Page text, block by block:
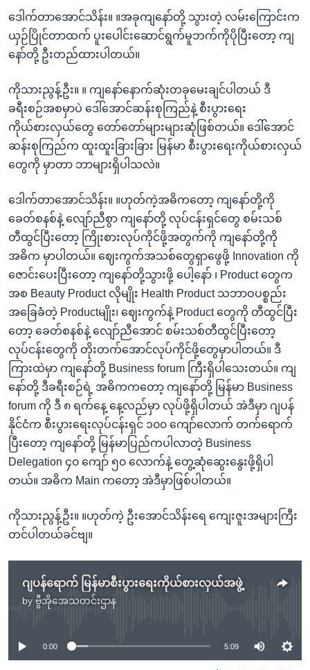
ဒေါက်တာအောင်သိန်း။ ။အခုကျနော်တို့ သွားတဲ့ လမ်းကြောင်းက
ယှဉ်ပြိုင်တာထက် ပူးပေါင်းဆောင်ရွက်မူဘက်ကိုပိုပြီးတော့ ကျ
နော်တို့ ဦးတည်ထားပါတယ်။
ကိုသားညွန့်ဦး။ ။ ကျနော်နောက်ဆုံးတခုမေးချင်ပါတယ် ဒီ
ခရီးစဉ်အစမှာပဲ ဒေါ်အောင်ဆန်းစုကြည်နဲ့ စီးပွားရေး
ကိုယ်စားလှယ်တွေ တော်တော်များများဆုံဖြစ်တယ်။ ဒေါ်အောင်
ဆန်းစုကြည်က ထူးထူးခြားခြား မြန်မာ စီးပွားရေးကိုယ်စားလှယ်
တွေကို မှာတာ ဘာများရှိပါသလဲ။
ဒေါက်တာအောင်သိန်း။ ။ဟုတ်ကဲ့အဓိကတော့ ကျနော်တို့ကို
ခေတ်စနစ်နဲ့ လျော်ညီစွာ ကျနော်တို့ လုပ်ငန်းရှင်တွေ စမ်းသစ်
တီထွင်ပြီးတော့ ကြိုးစားလုပ်ကိုင်ဖို့အတွက်ကို ကျနော်တို့ကို
အဓိက မှာပါတယ်။ ဈေးကွက်အသစ်တွေရှာဖွေဖို့ Innovation ကို
ဇောင်းပေးပြီးတော့ ကျနော်တို့သွားဖို့ ပေါ့နော် ၊ Product တွေက
အစ Beauty Product လိုမျိုး Health Product သဘာဝပစ္စည်း
အခြေခံတဲ့ Productမျိုး၊ ဈေးကွက်နဲ့ Product တွေကို တီထွင်ပြီး
တော့ ခေတ်စနစ်နဲ့ လျော်ညီအောင် စမ်းသစ်တီထွင်ပြီးတော့
လုပ်ငန်းတွေကို တိုးတက်အောင်လုပ်ကိုင်ဖို့တွေမှာပါတယ်။ ဒီ
ကြားထဲမှာ ကျနော်တို့ Business forum ကြီးရှိပါသေးတယ်။ ကျ
နော်တို့ ဒီခရီးစဉ်ရဲ့ အဓိကကတော့ ကျနော်တို့ မြန်မာ Business
forum ကို ဒီ ၈ ရက်နေ့ နေ့လည်မှာ လုပ်ဖို့ရှိပါတယ် အဲဒီမှာ ဂျပန်
နိုင်ငံက စီးပွားရေးလုပ်ငန်းရှင် ၁၀၀ ကျော်လောက် တက်ရောက်
ပြီးတော့ ကျနော်တို့ မြန်မာပြည်ကပါလာတဲ့ Business
Delegation ၄၀ ကျော် ၅၀ လောက်နဲ့ တွေ့ဆုံဆွေးနွေးဖို့ရှိပါ
တယ်။ အဓိက Main ကတော့ အဲဒီမှာဖြစ်ပါတယ်။
ကိုသားညွန့်ဦး။ ။ဟုတ်ကဲ့ ဦးအောင်သိန်းရေ ကျေးဇူးအများကြီး
တင်ပါတယ်ခင်ဗျ။
ဂျပန်ရောက် မြန်မာစီးပွားရေးကိုယ်စားလှယ်အဖွဲ့
by ဗွီအိုအေသတင်းဌာန
No media source currently available
0:00 5:09